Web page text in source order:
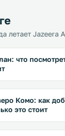
летает Jazeera
что
Комо: как
это стоит